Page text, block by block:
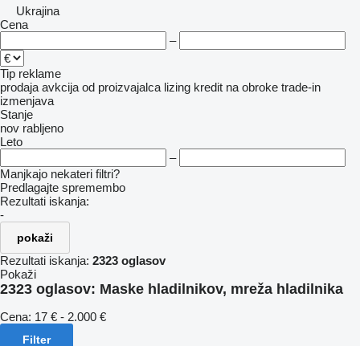
Ukrajina
Cena
–
Tip reklame
prodaja avkcija od proizvajalca lizing kredit na obroke trade-in
izmenjava
Stanje
nov rabljeno
Leto
–
Manjkajo nekateri filtri?
Predlagajte spremembo
Rezultati iskanja:
-
pokaži
Rezultati iskanja: 2323 oglasov
Pokaži
2323 oglasov: Maske hladilnikov, mreža hladilnika
Cena: 17 € - 2.000 €
Filter